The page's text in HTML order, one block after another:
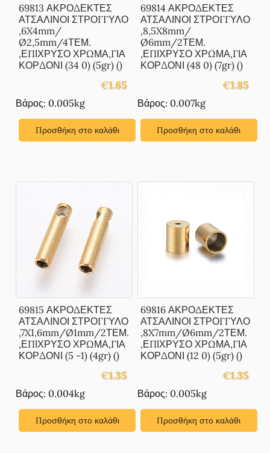
69813 ΑΚΡΟΔΕΚΤΕΣ
ΑΤΣΑΛΙΝΟΙ ΣΤΡΟΓΓΥΛΟ
,6X4mm/
Ø2,5mm/4ΤΕΜ.
,ΕΠΙΧΡΥΣΟ ΧΡΩΜΑ,ΓΙΑ
ΚΟΡΔΟΝΙ (34 0) (5gr) ()
€1.65
Βάρος: 0.005kg
Προσθήκη στο καλάθι
69814 ΑΚΡΟΔΕΚΤΕΣ
ΑΤΣΑΛΙΝΟΙ ΣΤΡΟΓΓΥΛΟ
,8,5X8mm/
Ø6mm/2ΤΕΜ.
,ΕΠΙΧΡΥΣΟ ΧΡΩΜΑ,ΓΙΑ
ΚΟΡΔΟΝΙ (48 0) (7gr) ()
€1.85
Βάρος: 0.007kg
Προσθήκη στο καλάθι
69815 ΑΚΡΟΔΕΚΤΕΣ
ΑΤΣΑΛΙΝΟΙ ΣΤΡΟΓΓΥΛΟ
,7X1,6mm/Ø1mm/2ΤΕΜ.
,ΕΠΙΧΡΥΣΟ ΧΡΩΜΑ,ΓΙΑ
ΚΟΡΔΟΝΙ (5 -1) (4gr) ()
€1.35
Βάρος: 0.004kg
Προσθήκη στο καλάθι
69816 ΑΚΡΟΔΕΚΤΕΣ
ΑΤΣΑΛΙΝΟΙ ΣΤΡΟΓΓΥΛΟ
,8X7mm/Ø6mm/2ΤΕΜ.
,ΕΠΙΧΡΥΣΟ ΧΡΩΜΑ,ΓΙΑ
ΚΟΡΔΟΝΙ (12 0) (5gr) ()
€1.35
Βάρος: 0.005kg
Προσθήκη στο καλάθι